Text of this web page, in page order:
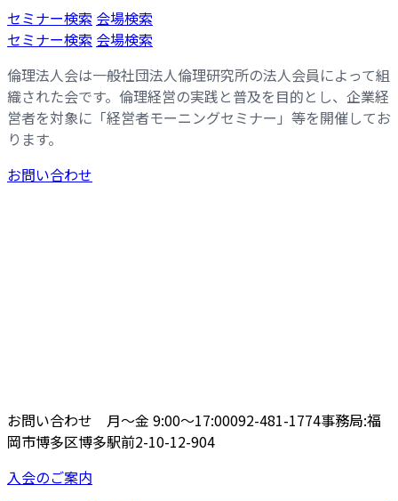
コ
ン
ン
ツ
へ
ス
キ
ッ
ナ
ビ
ー
シ
ョ
ン
に
移
セミナー検索 会場検索
セミナー検索 会場検索
倫理法人会は一般社団法人倫理研究所の法人会員によって組
織された会です。倫理経営の実践と普及を目的とし、企業経
営者を対象に「経営者モーニングセミナー」等を開催してお
ります。
お問い合わせ
お問い合わせ 月〜金 9:00〜17:00092-481-1774事務局:福
岡市博多区博多駅前2-10-12-904
入会のご案内